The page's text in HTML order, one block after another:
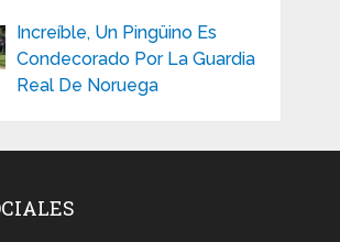
Increíble, Un Pingüino Es
Condecorado Por La Guardia
Real De Noruega